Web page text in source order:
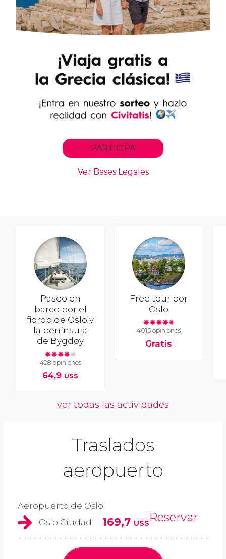
Paseo en
barco por el
fiordo de Oslo y
la península
de Bygdøy
428 opiniones
64,9 US$
Free tour por
Oslo
4015 opiniones
Gratis
ver todas las actividades
Traslados
aeropuerto
Aeropuerto de Oslo
Oslo Ciudad
169,7 US$Reservar